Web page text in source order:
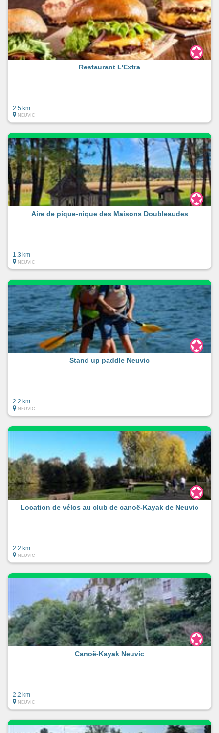
Restaurant L'Extra
2.5 km
NEUVIC
Aire de pique-nique des Maisons Doubleaudes
1.3 km
NEUVIC
Stand up paddle Neuvic
2.2 km
NEUVIC
Location de vélos au club de canoë-Kayak de Neuvic
2.2 km
NEUVIC
Canoë-Kayak Neuvic
2.2 km
NEUVIC